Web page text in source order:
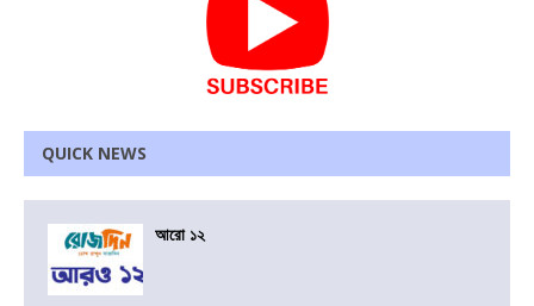
QUICK NEWS
আরো ১২